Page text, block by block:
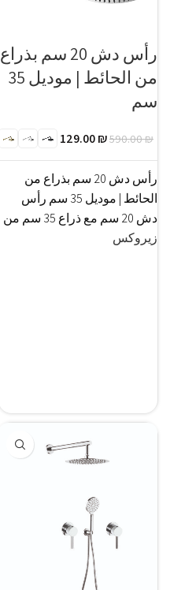
رأس دش 20 سم بذراع
من الحائط | موديل 35
سم
زيروكس
590.00₪
129.00₪
رأس دش 20 سم بذراع من
الحائط | موديل 35 سم رأس
دش 20 سم مع ذراع 35 سم من